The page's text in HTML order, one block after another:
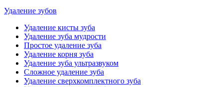
Удаление зубов
Удаление кисты зуба
Удаление зуба мудрости
Простое удаление зуба
Удаление корня зуба
Удаление зуба ультразвуком
Сложное удаление зуба
Удаление сверхкомплектного зуба